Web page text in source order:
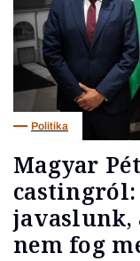
Politika
Magyar
javaslunk,
nem fog